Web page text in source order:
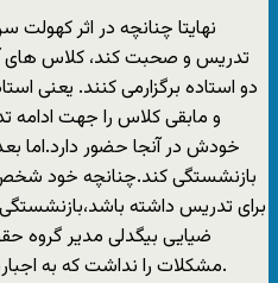
نهایتا چنانچه در اثر
تدریس و صحبت کند، کلاس های
دو استاده برگزارمی کنند. یعنی
و مابقی کلاس را جهت ادامه
خودش در آنجا حضور دارد.اما
بازنشستگی کند.چنانچه خود شخص
برای تدریس داشته
ضیایی بیگدلی مدیر گروه
مشکلات را نداشت که به اجباربازنشسته شد و ضربه بزرگی خورد.